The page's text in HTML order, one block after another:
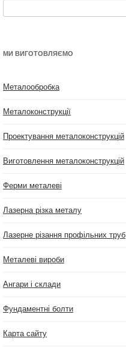
МИ ВИГОТОВЛЯЄМО
Металообробка
Металоконструкції
Проектування металоконструкцій
Виготовлення металоконструкцій
Ферми металеві
Лазерна різка металу
Лазерне різання профільних труб
Металеві вироби
Ангари і склади
Фундаментні болти
Карта сайту